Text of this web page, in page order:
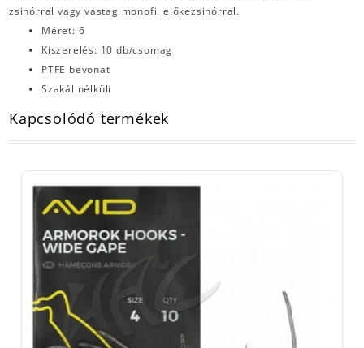
zsinórral vagy vastag monofil előkezsinórral.
Méret: 6
Kiszerelés: 10 db/csomag
PTFE bevonat
Szakállnélküli
Kapcsolódó termékek